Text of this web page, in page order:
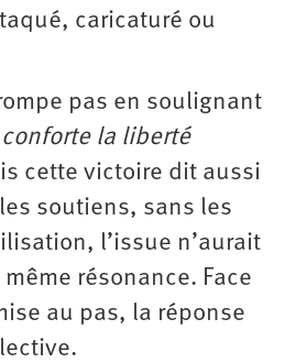
caricaturé ou
pas en soulignant
conforte la liberté
cette victoire dit aussi
soutiens, sans les
l’issue n’aurait
résonance. Face
au pas, la réponse